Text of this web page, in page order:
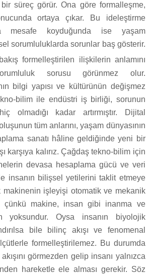
süreç görür. Ona göre formalleşme,
ortaya çıkar. Bu ideleştirme
mesafe koyduğunda ise yaşam
sorumluluklarda sorunlar baş gösterir.
formelleştirilen ilişkilerin anlamını
sorusu görünmez olur.
bilgi yapısı ve kültürünün değişmez
bilim ile endüstri iş birliği, sorunun
olmadığı kadar artırmıştır. Dijital
tüm anlarını, yaşam dünyasının
sanatı hâline geldiğinde yeni bir
karşıya kalırız. Çağdaş tekno-bilim için
devasa hesaplama gücü ve veri
insanın bilişsel yetilerini taklit etmeye
makinenin işleyişi otomatik ve mekanik
çünkü makine, insan gibi inanma ve
yoksundur. Oysa insanın biyolojik
bile bilinç akışı ve fenomenal
formelleştirilemez. Bu durumda
görmezden gelip insanı yalnızca
hareketle ele alması gerekir. Söz